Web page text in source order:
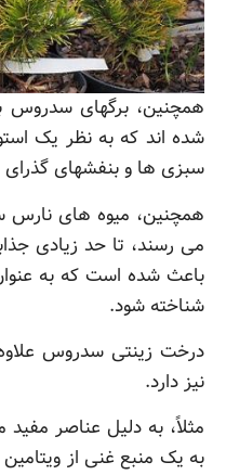
همچنین، برگهای سدروس
شده اند که به نظر یک
سبزی ها و بنفشهای
همچنین، میوه های نارس
می رسند، تا حد زیادی
باعث شده است که به
شناخته شود.
درخت زینتی سدروس
نیز دارد.
مثلاً، به دلیل عناصر
به یک منبع غنی از